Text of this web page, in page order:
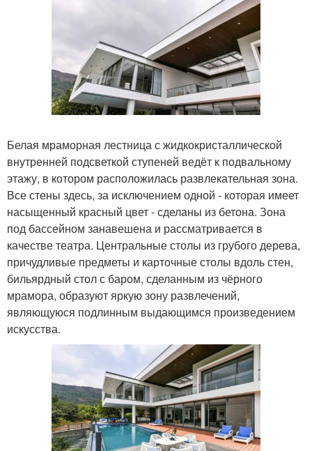
Белая мраморная лестница с жидкокристаллической
внутренней подсветкой ступеней ведёт к подвальному
этажу, в котором расположилась развлекательная зона.
Все стены здесь, за исключением одной - которая имеет
насыщенный красный цвет - сделаны из бетона. Зона
под бассейном занавешена и рассматривается в
качестве театра. Центральные столы из грубого дерева,
причудливые предметы и карточные столы вдоль стен,
бильярдный стол с баром, сделанным из чёрного
мрамора, образуют яркую зону развлечений,
являющуюся подлинным выдающимся произведением
искусства.